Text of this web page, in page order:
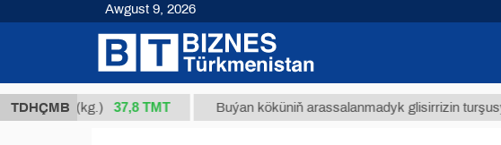
TDHÇMB
34/1 (kg.) 37,8 ТМТ Buýan köküniň arassalanmadyk glisirrizin turşusy (t.)
Awgust 9, 2026